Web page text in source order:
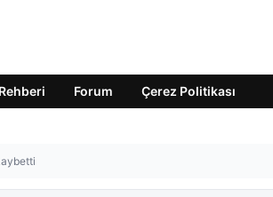
Forum Çerez Politikası